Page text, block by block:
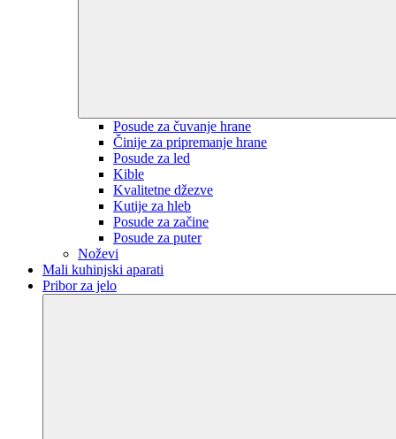
Posude za čuvanje hrane
Činije za pripremanje hrane
Posude za led
Kible
Kvalitetne džezve
Kutije za hleb
Posude za začine
Posude za puter
Noževi
Mali kuhinjski aparati
Pribor za jelo